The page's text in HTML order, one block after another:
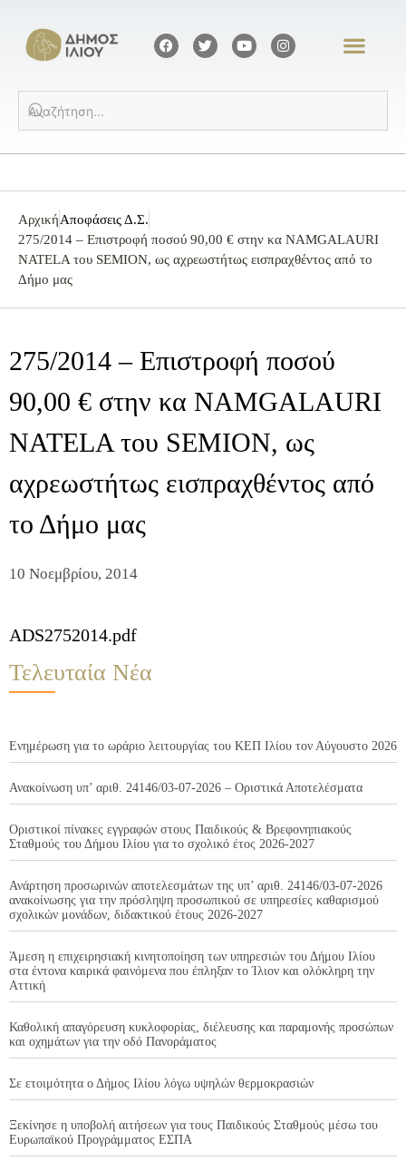
ΑρχικήΑποφάσεις Δ.Σ.
275/2014 – Επιστροφή ποσού 90,00 € στην κα NΑMGALAURI
NATELA του SEMION, ως αχρεωστήτως εισπραχθέντος από το
Δήμο μας
275/2014 – Επιστροφή ποσού
90,00 € στην κα NΑMGALAURI
NATELA του SEMION, ως
αχρεωστήτως εισπραχθέντος από
το Δήμο μας
10 Νοεμβρίου, 2014
ADS2752014.pdf
Τελευταία Νέα
Ενημέρωση για το ωράριο λειτουργίας του ΚΕΠ Ιλίου τον Αύγουστο 2026
Ανακοίνωση υπ’ αριθ. 24146/03-07-2026 – Οριστικά Αποτελέσματα
Οριστικοί πίνακες εγγραφών στους Παιδικούς & Βρεφονηπιακούς
Σταθμούς του Δήμου Ιλίου για το σχολικό έτος 2026-2027
Ανάρτηση προσωρινών αποτελεσμάτων της υπ’ αριθ. 24146/03-07-2026
ανακοίνωσης για την πρόσληψη προσωπικού σε υπηρεσίες καθαρισμού
σχολικών μονάδων, διδακτικού έτους 2026-2027
Άμεση η επιχειρησιακή κινητοποίηση των υπηρεσιών του Δήμου Ιλίου
στα έντονα καιρικά φαινόμενα που έπληξαν το Ίλιον και ολόκληρη την
Αττική
Καθολική απαγόρευση κυκλοφορίας, διέλευσης και παραμονής προσώπων
και οχημάτων για την οδό Πανοράματος
Σε ετοιμότητα ο Δήμος Ιλίου λόγω υψηλών θερμοκρασιών
Ξεκίνησε η υποβολή αιτήσεων για τους Παιδικούς Σταθμούς μέσω του
Ευρωπαϊκού Προγράμματος ΕΣΠΑ